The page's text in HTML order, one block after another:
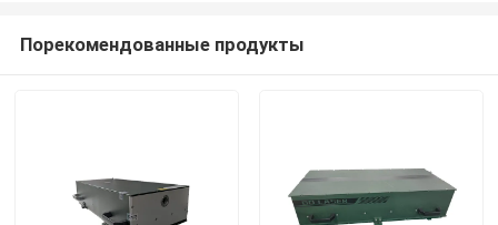
Порекомендованные продукты